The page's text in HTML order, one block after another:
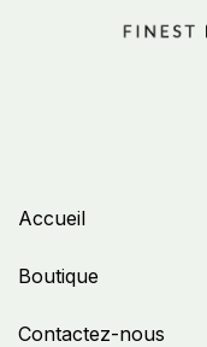
Accueil
Boutique
Contactez-nous